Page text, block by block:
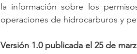
la información sobre los
operaciones de hidrocarburos y
Versión 1.0 publicada el 25 de